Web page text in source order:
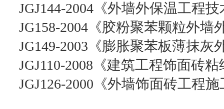
JGJ144-2004《外墙外保温工程
JG158-2004《胶粉聚苯颗粒外墙
JG149-2003《膨胀聚苯板薄抹灰
JGJ110-2008《建筑工程饰面砖
JGJ126-2000《外墙饰面砖工程